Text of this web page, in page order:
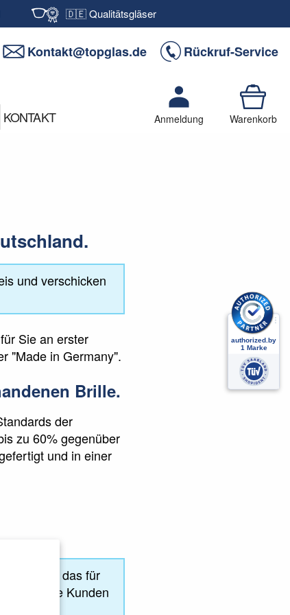
🇩🇪 Qualitätsgläser
Kontakt@topglas.de Rückruf-Service
KONTAKT Anmeldung Warenkorb
und verschicken
Sie an erster
"Made in Germany".
Brille.
der
zu 60% gegenüber
und in einer
und das für
unsere Kunden